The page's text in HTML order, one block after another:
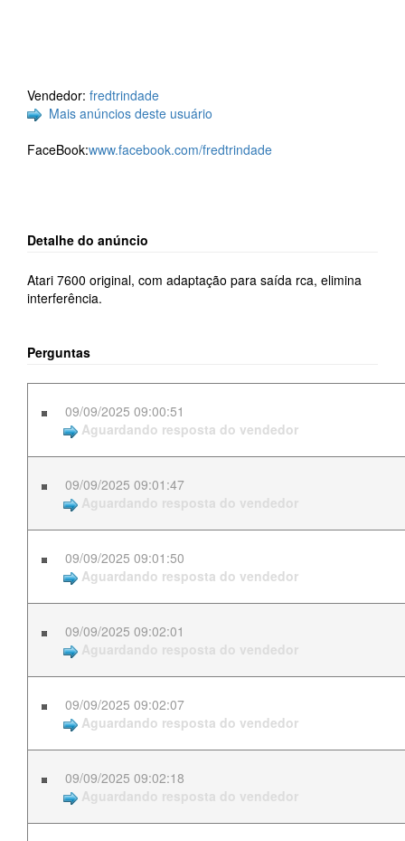
Vendedor: fredtrindade
Mais anúncios deste usuário
FaceBook:www.facebook.com/fredtrindade
Detalhe do anúncio
Atari 7600 original, com adaptação para saída rca, elimina
interferência.
Perguntas
09/09/2025 09:00:51
Aguardando resposta do vendedor
09/09/2025 09:01:47
Aguardando resposta do vendedor
09/09/2025 09:01:50
Aguardando resposta do vendedor
09/09/2025 09:02:01
Aguardando resposta do vendedor
09/09/2025 09:02:07
Aguardando resposta do vendedor
09/09/2025 09:02:18
Aguardando resposta do vendedor